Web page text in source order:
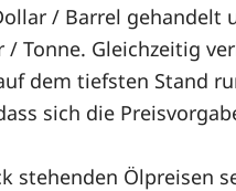
/ Barrel
Tonne. Gleichzeitig
dem tiefsten Stand
sich die
stehenden